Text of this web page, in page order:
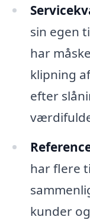
sin egen
har
klipning
efter
har flere
kunder